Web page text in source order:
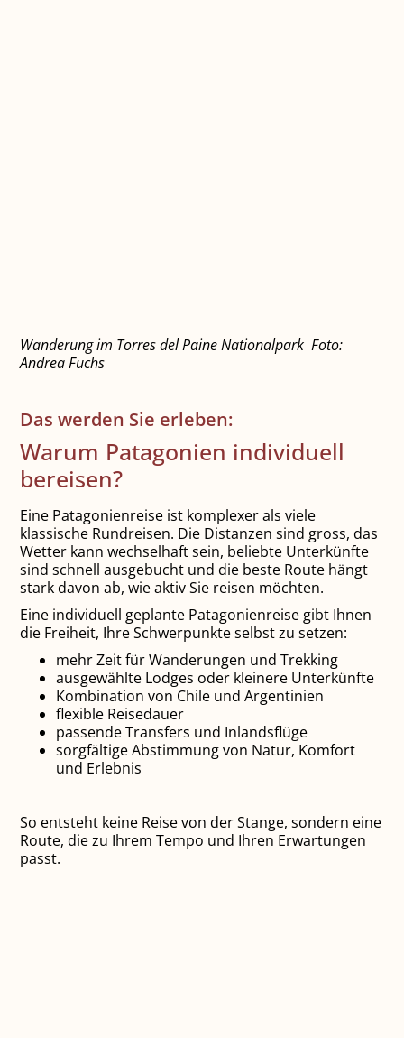
Wanderung im Torres del Paine Nationalpark Foto:
Andrea Fuchs
Das werden Sie erleben:
Warum Patagonien individuell
bereisen?
Eine Patagonienreise ist komplexer als viele
klassische Rundreisen. Die Distanzen sind gross, das
Wetter kann wechselhaft sein, beliebte Unterkünfte
sind schnell ausgebucht und die beste Route hängt
stark davon ab, wie aktiv Sie reisen möchten.
Eine individuell geplante Patagonienreise gibt Ihnen
die Freiheit, Ihre Schwerpunkte selbst zu setzen:
mehr Zeit für Wanderungen und Trekking
ausgewählte Lodges oder kleinere Unterkünfte
Kombination von Chile und Argentinien
flexible Reisedauer
passende Transfers und Inlandsflüge
sorgfältige Abstimmung von Natur, Komfort
und Erlebnis
So entsteht keine Reise von der Stange, sondern eine
Route, die zu Ihrem Tempo und Ihren Erwartungen
passt.